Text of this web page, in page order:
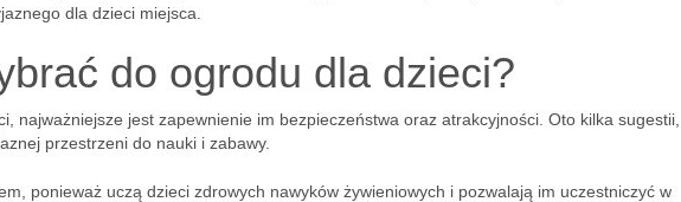
dla dzieci miejsca.
do ogrodu dla dzieci?
najważniejsze jest zapewnienie im bezpieczeństwa oraz atrakcyjności. Oto kilka sugestii,
przestrzeni do nauki i zabawy.
ponieważ uczą dzieci zdrowych nawyków żywieniowych i pozwalają im uczestniczyć w